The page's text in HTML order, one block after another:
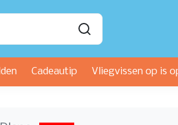
Cadeautip Vliegvissen op is